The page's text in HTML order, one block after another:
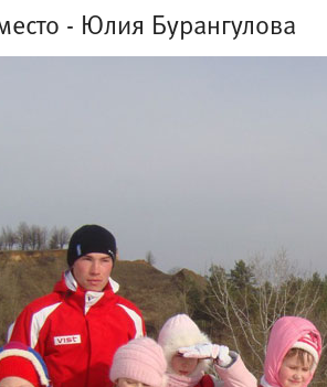
место - Юлия Бурангулова